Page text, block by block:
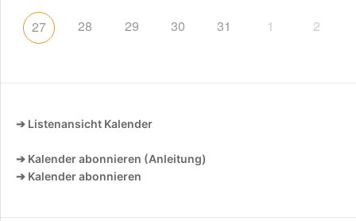
27 28 29 30 31 1 2
➔ Listenansicht Kalender
➔ Kalender abonnieren (Anleitung)
➔ Kalender abonnieren